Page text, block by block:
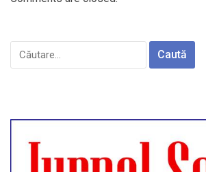
Caută
după: